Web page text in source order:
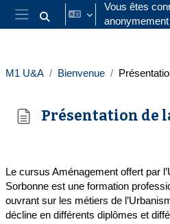
Passer au contenu principal
Panneau latéral
Activer/désactiver la saisie
Vous êtes
anonymement
M1 U&A Bienvenue
Présentation de
Le cursus Aménagement offert par
Sorbonne est une formation
ouvrant sur les métiers de
décline en différents diplômes et